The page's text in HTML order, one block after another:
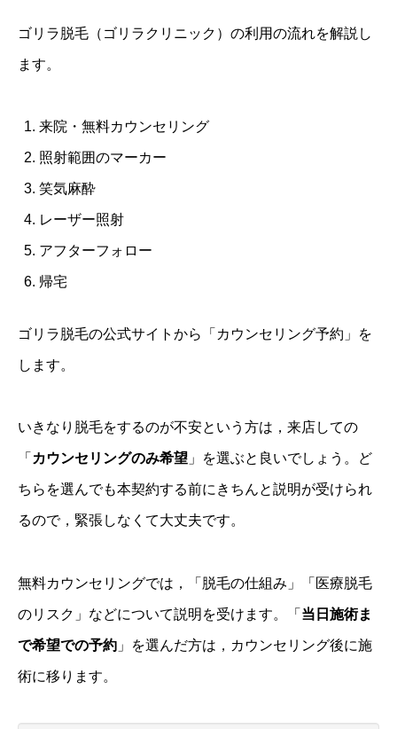
ゴリラ脱毛（ゴリラクリニック）の利用の流れを解説し
ます。
来院・無料カウンセリング
照射範囲のマーカー
笑気麻酔
レーザー照射
アフターフォロー
帰宅
ゴリラ脱毛の公式サイトから「カウンセリング予約」を
します。
いきなり脱毛をするのが不安という方は，来店しての
「 カウンセリングのみ希望 」を選ぶと良いでしょう。ど
ちらを選んでも本契約する前にきちんと説明が受けられ
るので，緊張しなくて大丈夫です。
無料カウンセリングでは，「脱毛の仕組み」「医療脱毛
のリスク」などについて説明を受けます。「 当日施術ま
で希望での予約 」を選んだ方は，カウンセリング後に施
術に移ります。